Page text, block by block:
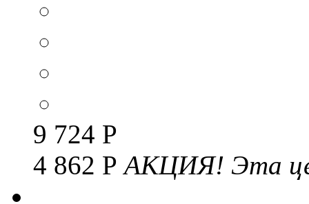
9 724 Р
4 862 РАКЦИЯ! Эта